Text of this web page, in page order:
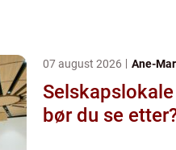
07 august 2026 Ane-
bør du se